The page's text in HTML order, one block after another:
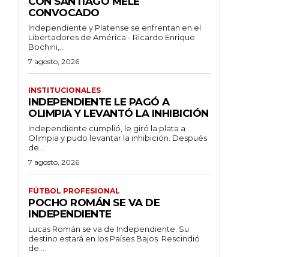
CONVOCADO
Independiente y Platense se enfrentan en el
Libertadores de América - Ricardo Enrique
Bochini,...
7 agosto, 2026
INSTITUCIONALES
INDEPENDIENTE LE PAGÓ A
OLIMPIA Y LEVANTÓ LA INHIBICIÓN
Independiente cumplió, le giró la plata a
Olimpia y pudo levantar la inhibición. Después
de...
7 agosto, 2026
FÚTBOL PROFESIONAL
POCHO ROMÁN SE VA DE
INDEPENDIENTE
Lucas Román se va de Independiente. Su
destino estará en los Países Bajos. Rescindió
de...